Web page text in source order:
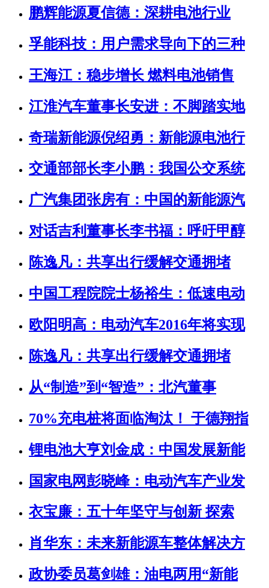
鹏辉能源夏信德：深耕电池行业
孚能科技：用户需求导向下的三种
王海江：稳步增长 燃料电池销售
江淮汽车董事长安进：不脚踏实地
奇瑞新能源倪绍勇：新能源电池行
交通部部长李小鹏：我国公交系统
广汽集团张房有：中国的新能源汽
对话吉利董事长李书福：呼吁甲醇
陈逸凡：共享出行缓解交通拥堵
中国工程院院士杨裕生：低速电动
欧阳明高：电动汽车2016年将实现
陈逸凡：共享出行缓解交通拥堵
从“制造”到“智造”：北汽董事
70%充电桩将面临淘汰！ 于德翔指
锂电池大亨刘金成：中国发展新能
国家电网彭晓峰：电动汽车产业发
衣宝廉：五十年坚守与创新 探索
肖华东：未来新能源车整体解决方
政协委员葛剑雄：油电两用“新能